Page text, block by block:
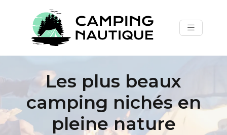
Les plus beaux
camping nichés en
pleine nature